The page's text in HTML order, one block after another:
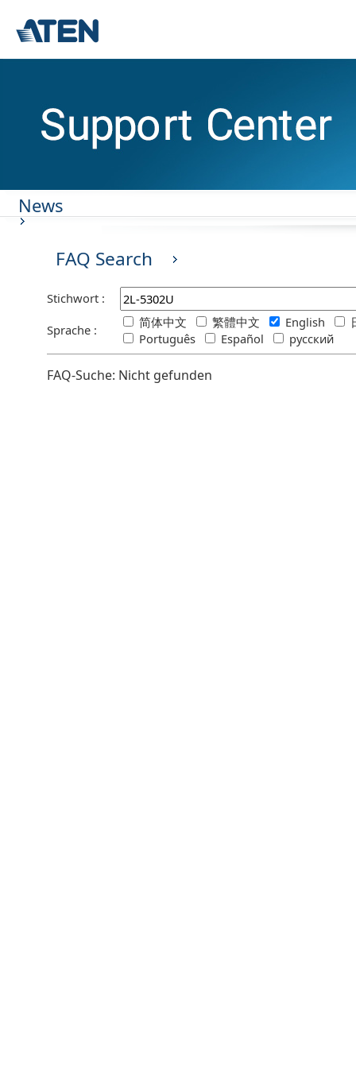
News
FAQ Search
Stichwort :
Sprache :
简体中文 繁體中文 English
Português
Español русский